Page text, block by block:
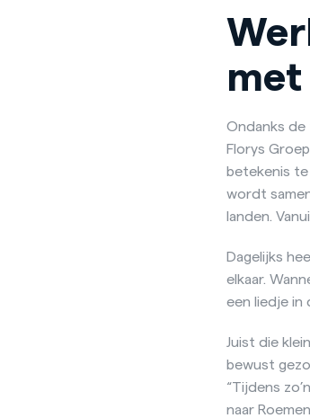
Ondanks de
Florys
betekenis te
wordt
landen.
Dagelijks
elkaar.
een liedje in
Juist die
bewust
“Tijdens
naar